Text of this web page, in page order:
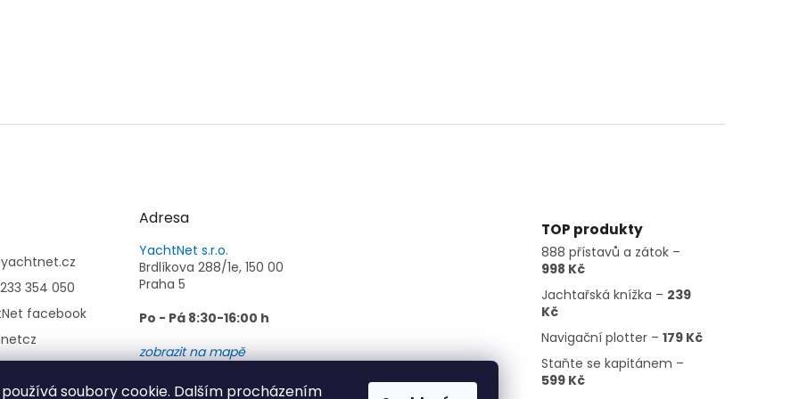
soubory cookie. Dalším procházením
yachtnet.cz
354 050
facebook
Adresa
YachtNet s.r.o.
Brdlíkova 288/1e, 150 00
Praha 5
Po - Pá 8:30-16:00 h
zobrazit na mapě
TOP produkty
888 přístavů a zátok –
998 Kč
Jachtařská knížka – 239
Kč
Navigační plotter –179 Kč
Staňte se kapitánem –
599 Kč